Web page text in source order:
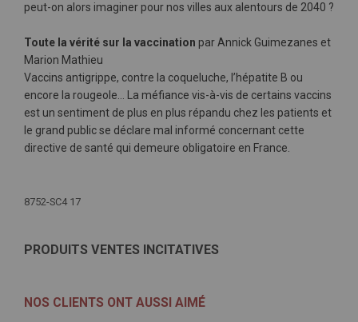
peut-on alors imaginer pour nos villes aux alentours de 2040 ?
Toute la vérité sur la vaccination par Annick Guimezanes et
Marion Mathieu
Vaccins antigrippe, contre la coqueluche, l’hépatite B ou
encore la rougeole… La méfiance vis-à-vis de certains vaccins
est un sentiment de plus en plus répandu chez les patients et
le grand public se déclare mal informé concernant cette
directive de santé qui demeure obligatoire en France.
d'infos
8752-SC4 17
PRODUITS VENTES INCITATIVES
NOS CLIENTS ONT AUSSI AIMÉ